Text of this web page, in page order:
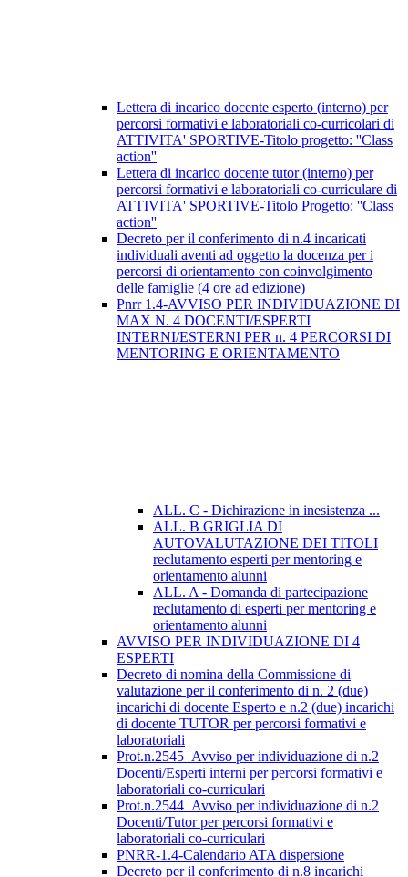
Lettera di incarico docente esperto (interno) per
percorsi formativi e laboratoriali co-curricolari di
ATTIVITA' SPORTIVE-Titolo progetto: ''Class
action''
Lettera di incarico docente tutor (interno) per
percorsi formativi e laboratoriali co-curriculare di
ATTIVITA' SPORTIVE-Titolo Progetto: ''Class
action''
Decreto per il conferimento di n.4 incaricati
individuali aventi ad oggetto la docenza per i
percorsi di orientamento con coinvolgimento
delle famiglie (4 ore ad edizione)
Pnrr 1.4-AVVISO PER INDIVIDUAZIONE DI
MAX N. 4 DOCENTI/ESPERTI
INTERNI/ESTERNI PER n. 4 PERCORSI DI
MENTORING E ORIENTAMENTO
ALL. C - Dichirazione in inesistenza ...
ALL. B GRIGLIA DI
AUTOVALUTAZIONE DEI TITOLI
reclutamento esperti per mentoring e
orientamento alunni
ALL. A - Domanda di partecipazione
reclutamento di esperti per mentoring e
orientamento alunni
AVVISO PER INDIVIDUAZIONE DI 4
ESPERTI
Decreto di nomina della Commissione di
valutazione per il conferimento di n. 2 (due)
incarichi di docente Esperto e n.2 (due) incarichi
di docente TUTOR per percorsi formativi e
laboratoriali
Prot.n.2545_Avviso per individuazione di n.2
Docenti/Esperti interni per percorsi formativi e
laboratoriali co-curriculari
Prot.n.2544_Avviso per individuazione di n.2
Docenti/Tutor per percorsi formativi e
laboratoriali co-curriculari
PNRR-1.4-Calendario ATA dispersione
Decreto per il conferimento di n.8 incarichi